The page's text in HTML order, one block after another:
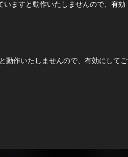
ますと動作いたしませんので、有効
動作いたしませんので、有効にしてご